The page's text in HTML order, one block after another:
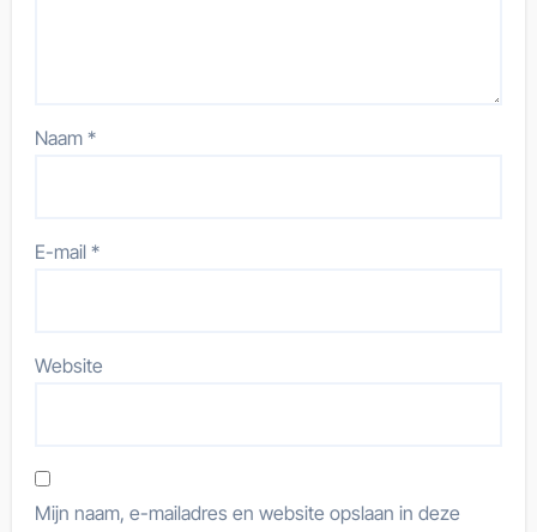
Naam*
E-mail*
Website
Mijn naam, e-mailadres en website opslaan in deze